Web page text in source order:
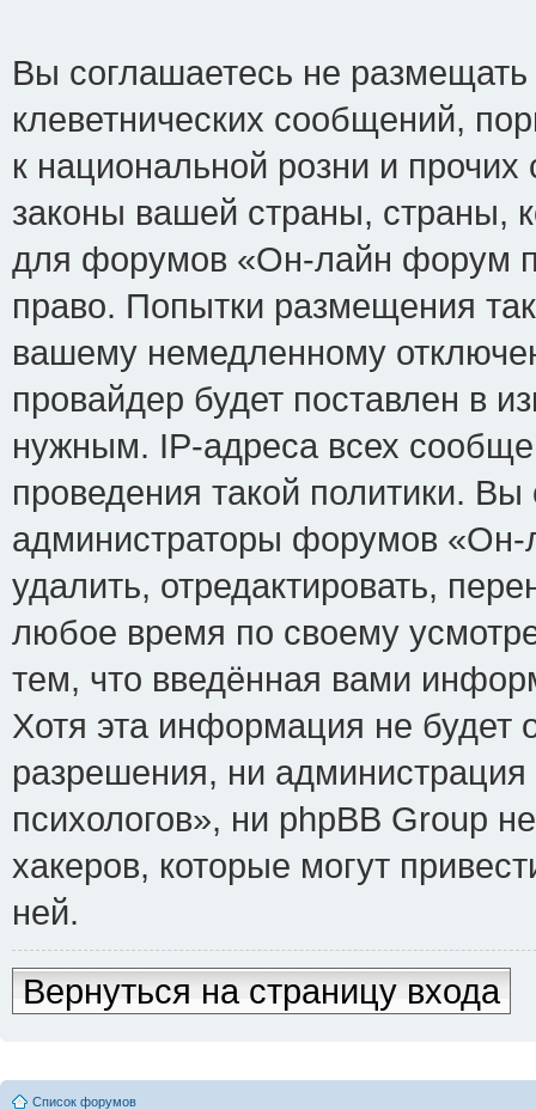
Вы соглашаетесь не
клеветнических сообщений,
к национальной розни и
законы вашей страны, страны,
для форумов «Он-лайн форум
право. Попытки размещения
вашему немедленному
провайдер будет поставлен в
нужным. IP-адреса всех
проведения такой политики.
администраторы форумов
удалить, отредактировать,
любое время по своему
тем, что введённая вами
Хотя эта информация не будет
разрешения, ни
психологов», ни phpBB Group
хакеров, которые могут
ней.
Вернуться на страницу входа
Список форумов